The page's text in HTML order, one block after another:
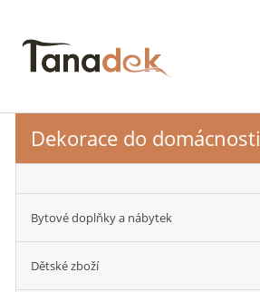
Dekorace do domácnosti
Bytové doplňky a nábytek
Dětské zboží